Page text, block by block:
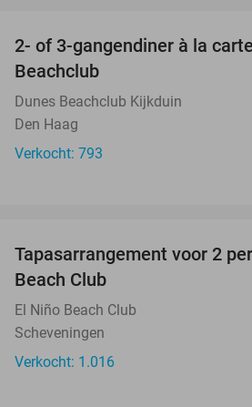
2- of 3-gangendiner à la
Beachclub
Dunes Beachclub Kijkduin
Den Haag
Verkocht: 793
Tapasarrangement voor 2
Beach Club
El Niño Beach Club
Scheveningen
Verkocht: 1.016